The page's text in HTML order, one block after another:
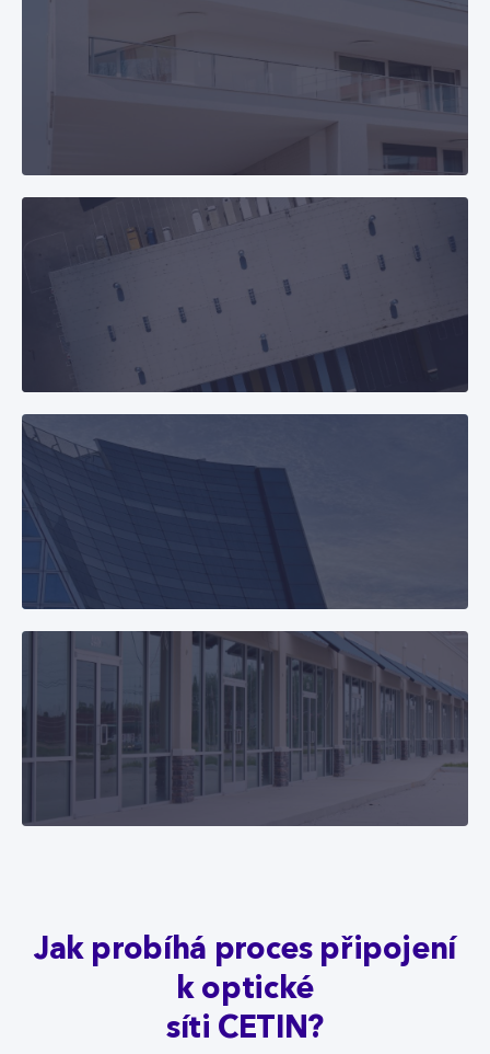
Business centra
Obchodní centra
Jak probíhá proces připojení
k optické
síti CETIN?